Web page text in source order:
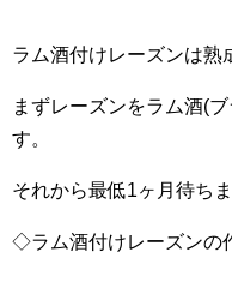
ラム酒付けレーズンは熟
まずレーズンをラム酒(
す。
それから最低1ヶ月待ちま
◇ラム酒付けレーズンの